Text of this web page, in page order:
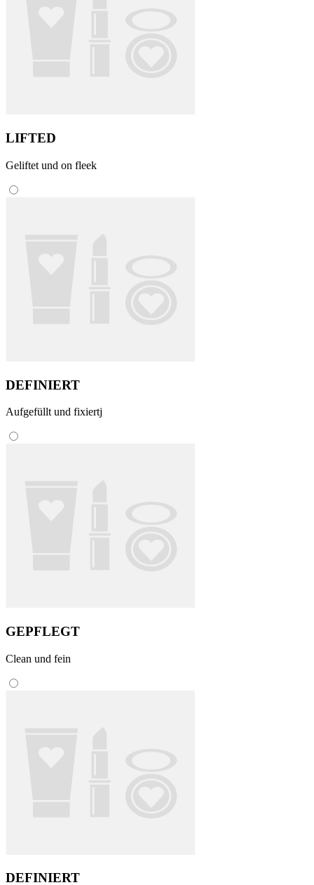
LIFTED
Geliftet und on fleek
DEFINIERT
Aufgefüllt und fixiertj
GEPFLEGT
Clean und fein
DEFINIERT